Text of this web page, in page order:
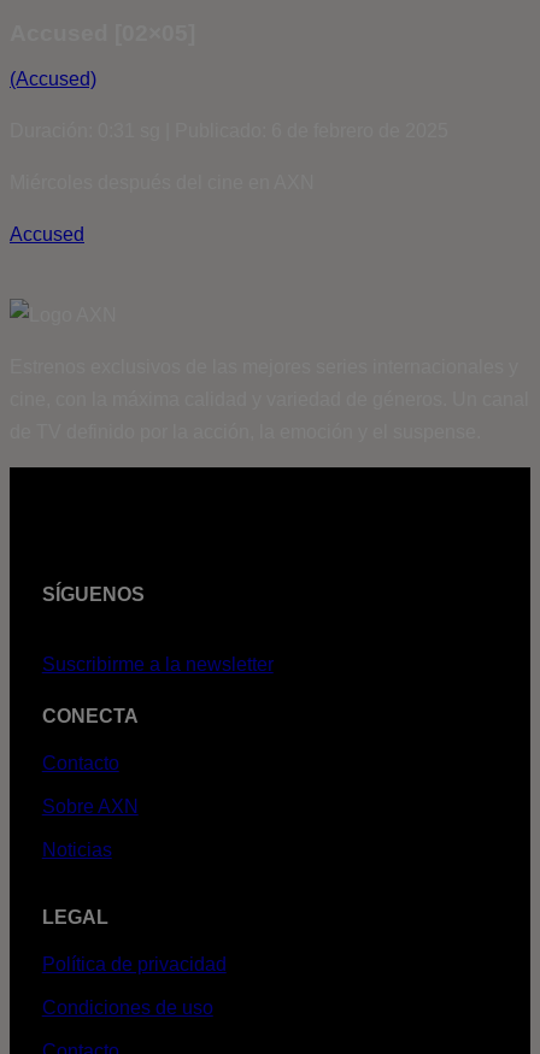
(Accused)
Accused
SÍGUENOS
Suscribirme a la newsletter
CONECTA
Contacto
Sobre AXN
Noticias
LEGAL
Política de privacidad
Condiciones de uso